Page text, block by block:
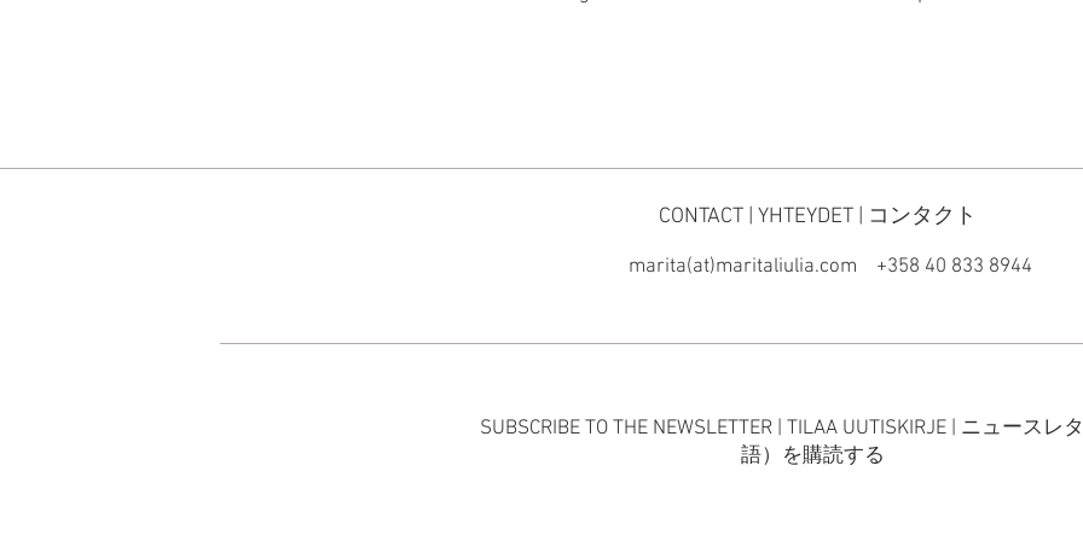
CONTACT | YHTEYDET | コンタクト
marita(at)maritaliulia.com +358 40 833 8944
SUBSCRIBE TO THE NEWSLETTER | TILAA UUTISKIRJE | ニュースレ
語）を購読する